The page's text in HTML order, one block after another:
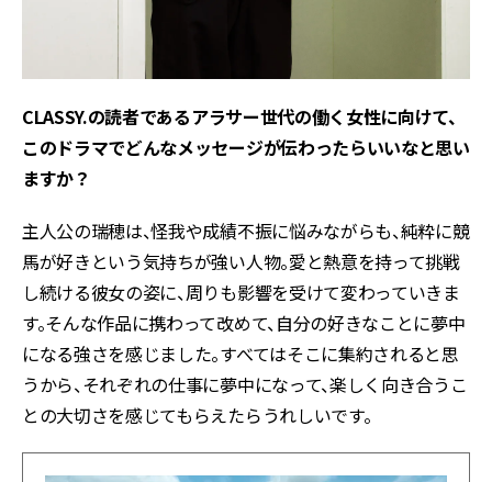
CLASSY.の読者であるアラサー世代の働く女性に向けて、
このドラマでどんなメッセージが伝わったらいいなと思い
ますか？
主人公の瑞穂は、怪我や成績不振に悩みながらも、純粋に競
馬が好きという気持ちが強い人物。愛と熱意を持って挑戦
し続ける彼女の姿に、周りも影響を受けて変わっていきま
す。そんな作品に携わって改めて、自分の好きなことに夢中
になる強さを感じました。すべてはそこに集約されると思
うから、それぞれの仕事に夢中になって、楽しく向き合うこ
との大切さを感じてもらえたらうれしいです。